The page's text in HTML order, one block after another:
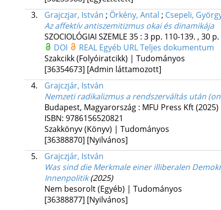
3.
Grajczjar, István ; Örkény, Antal ; Csepeli,
Az affektív antiszemitizmus okai és dinamikája
SZOCIOLÓGIAI SZEMLE 35: 3 pp. 110-139. , 30 p.
DOI
REAL Egyéb URLTeljes dokumentum
Szakcikk (Folyóiratcikk) | Tudományos
[36354673] [Admin láttamozott]
4.
Grajczjár, István
Nemzeti radikalizmus a rendszerváltás után
Budapest, Magyarország : MFU Press Kft(2025)
ISBN: 9786156520821
Szakkönyv (Könyv) | Tudományos
[36388870] [Nyilvános]
5.
Grajczjár, István
Was sind die Merkmale einer illiberalen
Innenpolitik (2025)
Nem besorolt (Egyéb) | Tudományos
[36388877] [Nyilvános]